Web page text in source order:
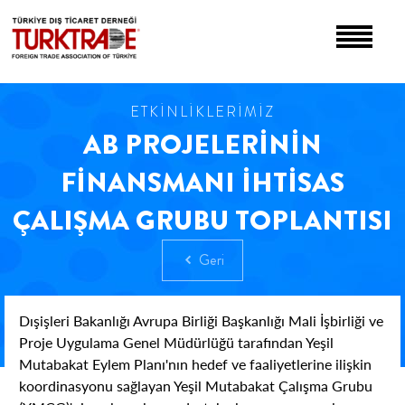
ETKİNLİKLERİMİZ
AB PROJELERİNİN
FİNANSMANI İHTİSAS
ÇALIŞMA GRUBU TOPLANTISI
Geri
Dışişleri Bakanlığı Avrupa Birliği Başkanlığı Mali İşbirliği ve
Proje Uygulama Genel Müdürlüğü tarafından Yeşil
Mutabakat Eylem Planı'nın hedef ve faaliyetlerine ilişkin
koordinasyonu sağlayan Yeşil Mutabakat Çalışma Grubu